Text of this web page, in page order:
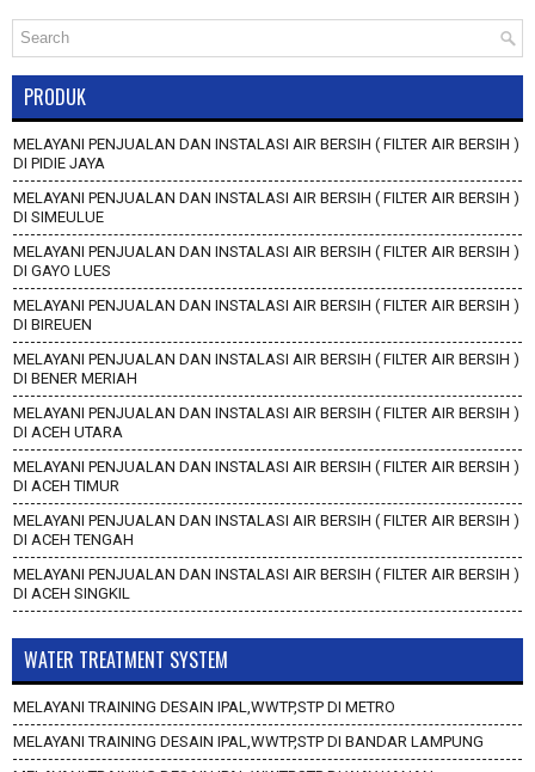
PRODUK
MELAYANI PENJUALAN DAN INSTALASI AIR BERSIH ( FILTER AIR BERSIH )
DI PIDIE JAYA
MELAYANI PENJUALAN DAN INSTALASI AIR BERSIH ( FILTER AIR BERSIH )
DI SIMEULUE
MELAYANI PENJUALAN DAN INSTALASI AIR BERSIH ( FILTER AIR BERSIH )
DI GAYO LUES
MELAYANI PENJUALAN DAN INSTALASI AIR BERSIH ( FILTER AIR BERSIH )
DI BIREUEN
MELAYANI PENJUALAN DAN INSTALASI AIR BERSIH ( FILTER AIR BERSIH )
DI BENER MERIAH
MELAYANI PENJUALAN DAN INSTALASI AIR BERSIH ( FILTER AIR BERSIH )
DI ACEH UTARA
MELAYANI PENJUALAN DAN INSTALASI AIR BERSIH ( FILTER AIR BERSIH )
DI ACEH TIMUR
MELAYANI PENJUALAN DAN INSTALASI AIR BERSIH ( FILTER AIR BERSIH )
DI ACEH TENGAH
MELAYANI PENJUALAN DAN INSTALASI AIR BERSIH ( FILTER AIR BERSIH )
DI ACEH SINGKIL
WATER TREATMENT SYSTEM
MELAYANI TRAINING DESAIN IPAL,WWTP,STP DI METRO
MELAYANI TRAINING DESAIN IPAL,WWTP,STP DI BANDAR LAMPUNG